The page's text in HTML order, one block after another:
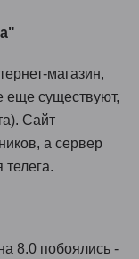
магазин,
еще существуют,
Сайт
а сервер
телега.
8.0 побоялись -